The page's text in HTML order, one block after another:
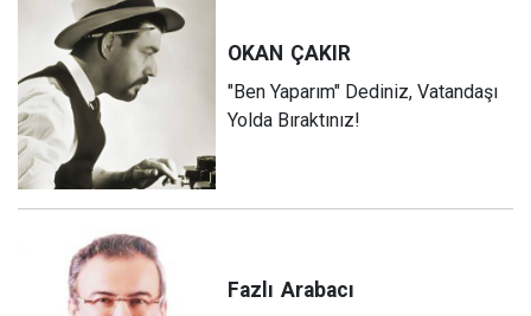
OKAN ÇAKIR
"Ben Yaparım" Dediniz, Vatandaşı
Yolda Bıraktınız!
Fazlı Arabacı